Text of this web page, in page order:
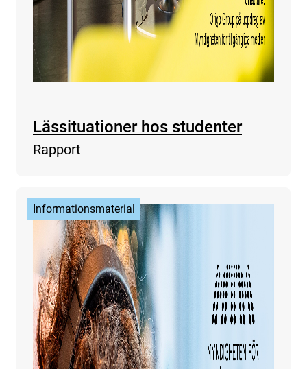
Lässituationer hos studenter
Rapport
Informationsmaterial